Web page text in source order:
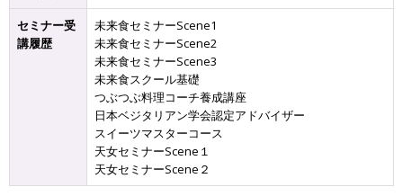
セミナー受
講履歴
未来食セミナーScene1
未来食セミナーScene2
未来食セミナーScene3
未来食スクール基礎
つぶつぶ料理コーチ養成講座
日本ベジタリアン学会認定アドバイザー
スイーツマスターコース
天女セミナーScene１
天女セミナーScene２